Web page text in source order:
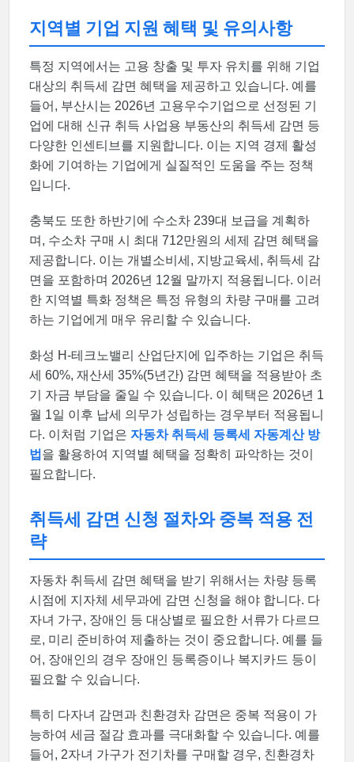
지역별 기업 지원 혜택 및 유의사항
특정 지역에서는 고용 창출 및 투자 유치를 위해 기업
대상의 취득세 감면 혜택을 제공하고 있습니다. 예를
들어, 부산시는 2026년 고용우수기업으로 선정된 기
업에 대해 신규 취득 사업용 부동산의 취득세 감면 등
다양한 인센티브를 지원합니다. 이는 지역 경제 활성
화에 기여하는 기업에게 실질적인 도움을 주는 정책
입니다.
충북도 또한 하반기에 수소차 239대 보급을 계획하
며, 수소차 구매 시 최대 712만원의 세제 감면 혜택을
제공합니다. 이는 개별소비세, 지방교육세, 취득세 감
면을 포함하며 2026년 12월 말까지 적용됩니다. 이러
한 지역별 특화 정책은 특정 유형의 차량 구매를 고려
하는 기업에게 매우 유리할 수 있습니다.
화성 H-테크노밸리 산업단지에 입주하는 기업은 취득
세 60%, 재산세 35%(5년간) 감면 혜택을 적용받아 초
기 자금 부담을 줄일 수 있습니다. 이 혜택은 2026년 1
월 1일 이후 납세 의무가 성립하는 경우부터 적용됩니
다. 이처럼 기업은 자동차 취득세 등록세 자동계산 방
법 을 활용하여 지역별 혜택을 정확히 파악하는 것이
필요합니다.
취득세 감면 신청 절차와 중복 적용 전
략
자동차 취득세 감면 혜택을 받기 위해서는 차량 등록
시점에 지자체 세무과에 감면 신청을 해야 합니다. 다
자녀 가구, 장애인 등 대상별로 필요한 서류가 다르므
로, 미리 준비하여 제출하는 것이 중요합니다. 예를 들
어, 장애인의 경우 장애인 등록증이나 복지카드 등이
필요할 수 있습니다.
특히 다자녀 감면과 친환경차 감면은 중복 적용이 가
능하여 세금 절감 효과를 극대화할 수 있습니다. 예를
들어, 2자녀 가구가 전기차를 구매할 경우, 친환경차